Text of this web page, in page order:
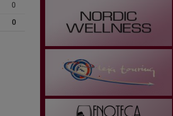
0
0